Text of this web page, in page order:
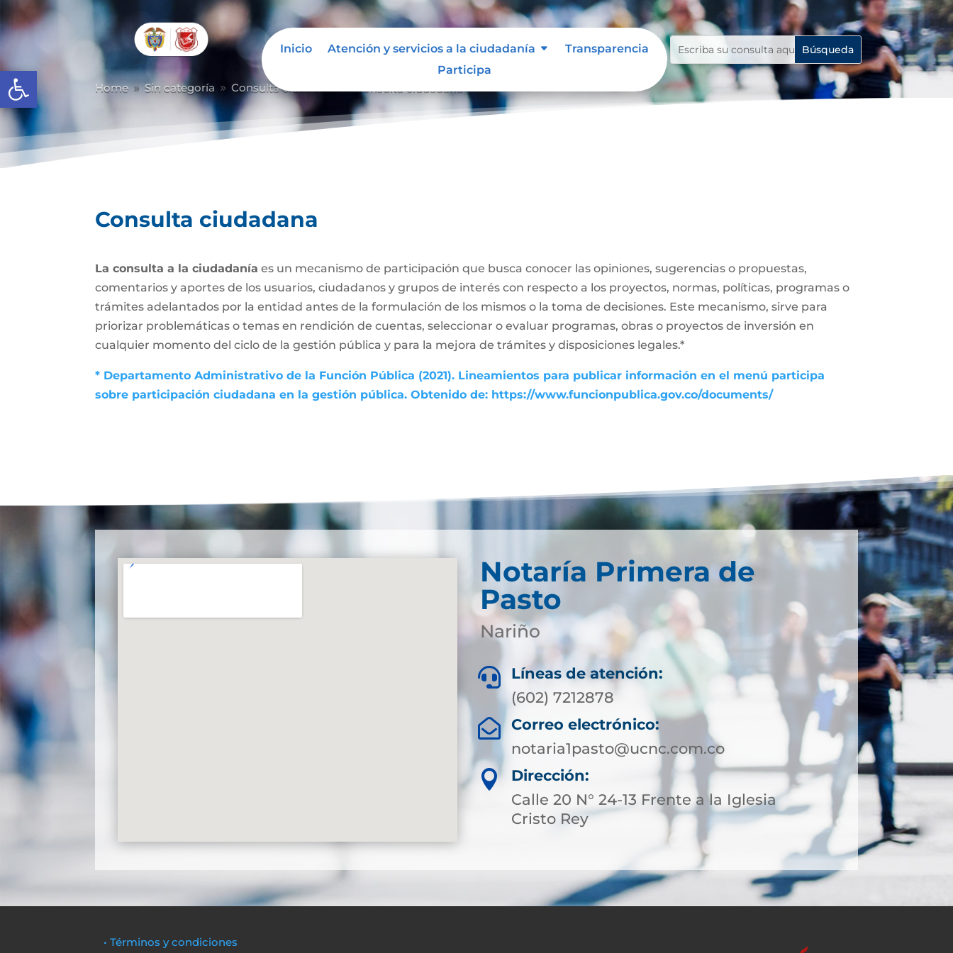
Abrir barra de herramientas
Inicio Atención y servicios a la ciudadanía
Transparencia
Participa
Home 9 Sin categoría 9 Consulta ciudadana
Consulta ciudadana
La consulta a la ciudadanía es un mecanismo de participación que busca conocer las opiniones, sugerencias o propuestas,
comentarios y aportes de los usuarios, ciudadanos y grupos de interés con respecto a los proyectos, normas, políticas, programas o
trámites adelantados por la entidad antes de la formulación de los mismos o la toma de decisiones. Este mecanismo, sirve para
priorizar problemáticas o temas en rendición de cuentas, seleccionar o evaluar programas, obras o proyectos de inversión en
cualquier momento del ciclo de la gestión pública y para la mejora de trámites y disposiciones legales.*
* Departamento Administrativo de la Función Pública (2021). Lineamientos para publicar información en el menú participa
sobre participación ciudadana en la gestión pública. Obtenido de: https://www.funcionpublica.gov.co/documents/
Notaría Primera de
Pasto
Nariño

Líneas de atención:
(602) 7212878

Correo electrónico:
notaria1pasto@ucnc.com.co

Dirección:
Calle 20 N° 24-13 Frente a la Iglesia
Cristo Rey
• Términos y condiciones